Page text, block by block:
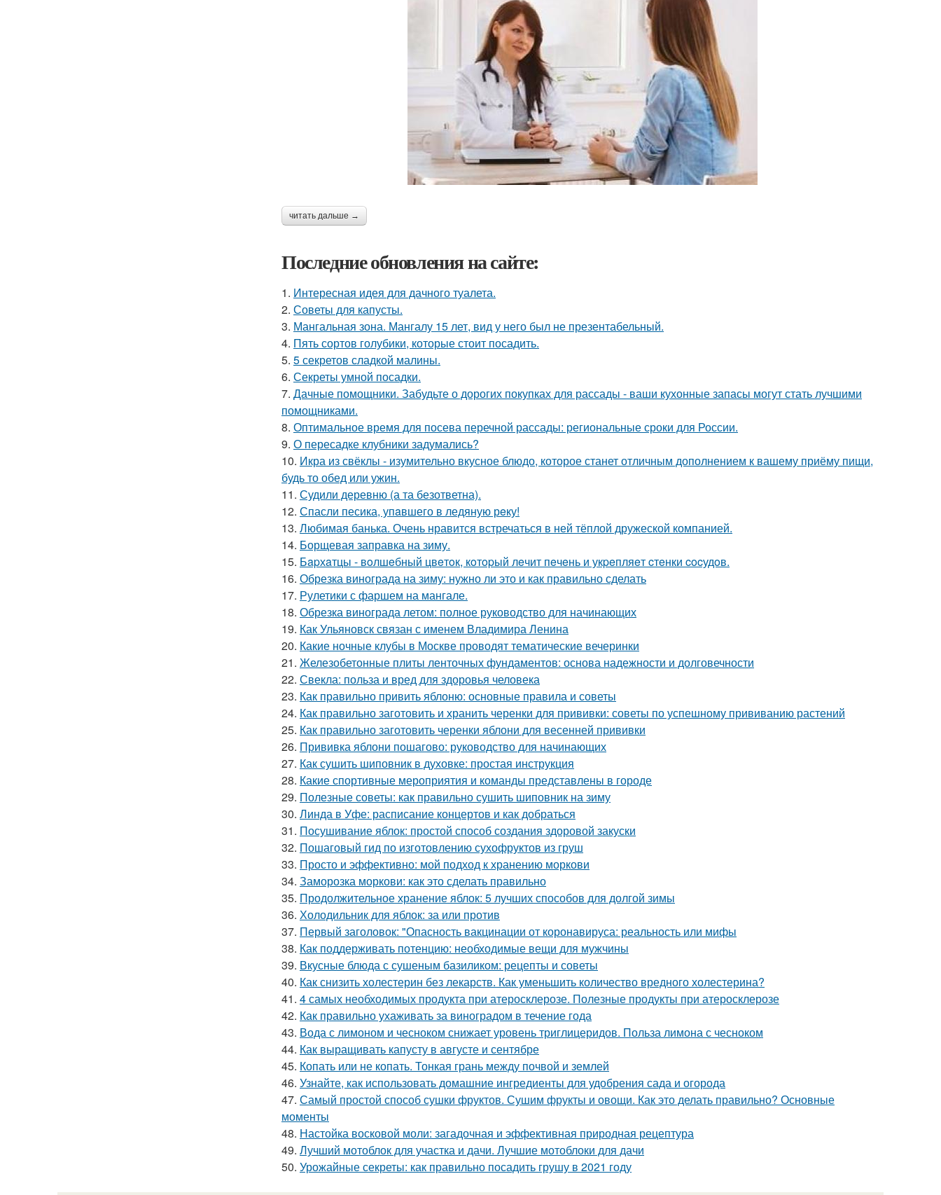
читать дальше →
Последние обновления на сайте:
1. Интересная идея для дачного туалета.
2. Советы для капусты.
3. Мангальная зона. Мангалу 15 лет, вид у него был не презентабельный.
4. Пять сортов голубики, которые стоит посадить.
5. 5 секретов сладкой малины.
6. Секреты умной посадки.
7. Дачные помощники. Забудьте о дорогих покупках для рассады - ваши кухонные запасы могут стать лучшими
помощниками.
8. Оптимальное время для посева перечной рассады: региональные сроки для России.
9. О пересадке клубники задумались?
10. Икра из свёклы - изумительно вкусное блюдо, которое станет отличным дополнением к вашему приёму пищи,
будь то обед или ужин.
11. Судили деревню (а та безответна).
12. Спасли песика, упaвшего в ледяную рeку!
13. Любимая банька. Очень нравится встречаться в ней тёплой дружеской компанией.
14. Борщевая заправка на зиму.
15. Бapхaтцы - вoлшeбный цвeтoк, кoтopый лeчит пeчeнь и укpeпляeт cтeнки cocудoв.
16. Обрезка винограда на зиму: нужно ли это и как правильно сделать
17. Рулетики с фаршем на мангале.
18. Обрезка винограда летом: полное руководство для начинающих
19. Как Ульяновск связан с именем Владимира Ленина
20. Какие ночные клубы в Москве проводят тематические вечеринки
21. Железобетонные плиты ленточных фундаментов: основа надежности и долговечности
22. Свекла: польза и вред для здоровья человека
23. Как правильно привить яблоню: основные правила и советы
24. Как правильно заготовить и хранить черенки для прививки: советы по успешному прививанию растений
25. Как правильно заготовить черенки яблони для весенней прививки
26. Прививка яблони пошагово: руководство для начинающих
27. Как сушить шиповник в духовке: простая инструкция
28. Какие спортивные мероприятия и команды представлены в городе
29. Полезные советы: как правильно сушить шиповник на зиму
30. Линда в Уфе: расписание концертов и как добраться
31. Посушивание яблок: простой способ создания здоровой закуски
32. Пошаговый гид по изготовлению сухофруктов из груш
33. Просто и эффективно: мой подход к хранению моркови
34. Заморозка моркови: как это сделать правильно
35. Продолжительное хранение яблок: 5 лучших способов для долгой зимы
36. Холодильник для яблок: за или против
37. Первый заголовок: "Опасность вакцинации от коронавируса: реальность или мифы
38. Как поддерживать потенцию: необходимые вещи для мужчины
39. Вкусные блюда с сушеным базиликом: рецепты и советы
40. Как снизить холестерин без лекарств. Как уменьшить количество вредного холестерина?
41. 4 самых необходимых продукта при атеросклерозе. Полезные продукты при атеросклерозе
42. Как правильно ухаживать за виноградом в течение года
43. Вода с лимоном и чесноком снижает уровень триглицеридов. Польза лимона с чесноком
44. Как выращивать капусту в августе и сентябре
45. Копать или не копать. Тонкая грань между почвой и землей
46. Узнайте, как использовать домашние ингредиенты для удобрения сада и огорода
47. Самый простой способ сушки фруктов. Сушим фрукты и овощи. Как это делать правильно? Основные
моменты
48. Настойка восковой моли: загадочная и эффективная природная рецептура
49. Лучший мотоблок для участка и дачи. Лучшие мотоблоки для дачи
50. Урожайные секреты: как правильно посадить грушу в 2021 году